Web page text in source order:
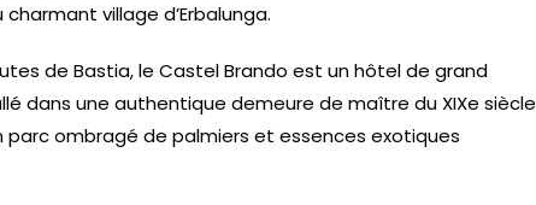
village d’Erbalunga.
de Bastia, le Castel Brando est un hôtel de grand
dans une authentique demeure de maître du XIXe siècle
parc ombragé de palmiers et essences exotiques